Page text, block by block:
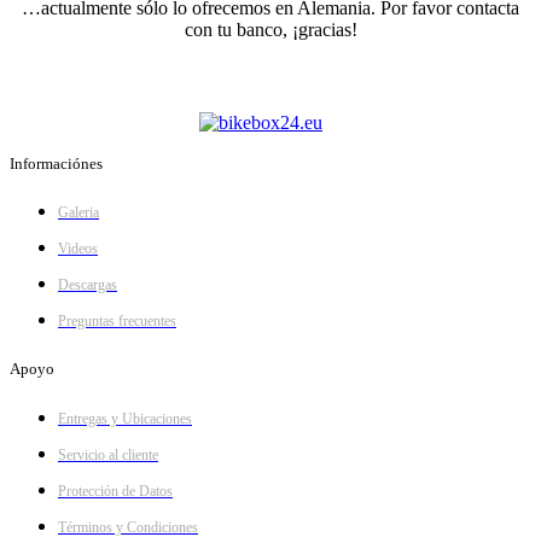
…actualmente sólo lo ofrecemos en Alemania. Por favor contacta
con tu banco, ¡gracias!
Informaciónes
Galeria
Videos
Descargas
Preguntas frecuentes
Apoyo
Entregas y Ubicaciones
Servicio al cliente
Protección de Datos
Términos y Condiciones